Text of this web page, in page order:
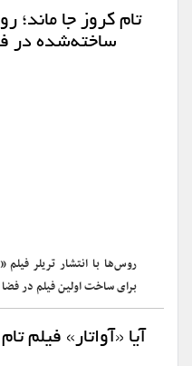
تام کروز جا ماند؛
ساخته‌شده در
روس‌ها با انتشار تریلر
برای ساخت اولین فیلم در
آیا «آواتار» فیلم